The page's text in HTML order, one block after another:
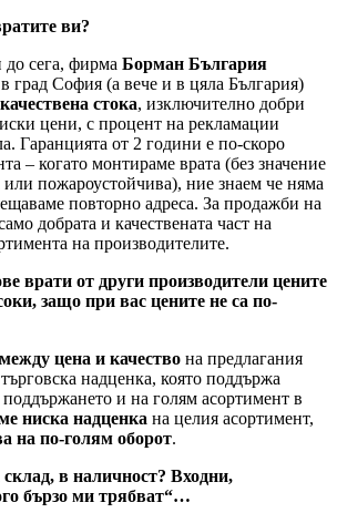
ви?
до сега, фирма Борман България
град София (а вече и в цяла България)
стока, изключително добри
цени, с процент на рекламации
Гаранцията от 2 години е по-скоро
– когато монтираме врата (без значение
пожароустойчива), ние знаем че няма
повторно адреса. За продажби на
добрата и качествената част на
на производителите.
врати от други производители цените
защо при вас цените не са по-
цена и качество на предлагания
надценка, която поддържа
и на голям асортимент в
ниска надценка на целия асортимент,
на по-голям оборот.
в наличност? Входни,
бързо ми трябват“…